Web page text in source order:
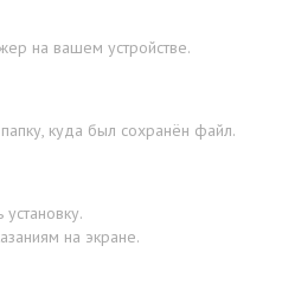
на вашем устройстве.
куда был сохранён файл.
на экране.